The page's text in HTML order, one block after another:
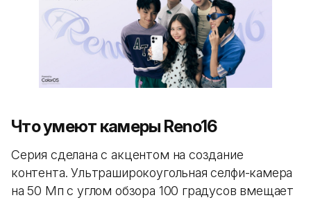
Что умеют камеры Reno16
Серия сделана с акцентом на создание
контента. Ультраширокоугольная селфи-камера
на 50 Мп с углом обзора 100 градусов вмещает